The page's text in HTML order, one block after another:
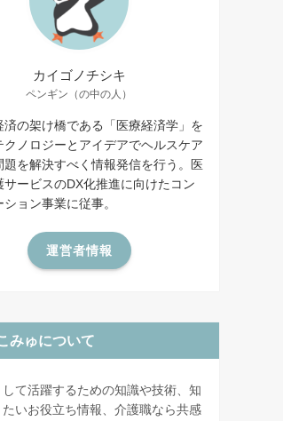
カイゴノチシキ
ペンギン（の中の人）
済の架け橋である「医療経済学」を
クノロジーとアイデアでヘルスケア
題を解決すべく情報発信を行う。医
サービスのDX化推進に向けたコン
ョン事業に従事。
運営者情報
みゅについて
て活躍するための知識や技術、知
たいお役立ち情報、介護職なら共感